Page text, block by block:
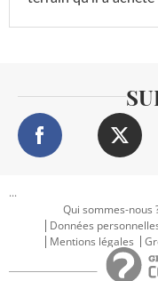
...
Qui sommes-nous
Données
Mentions légales